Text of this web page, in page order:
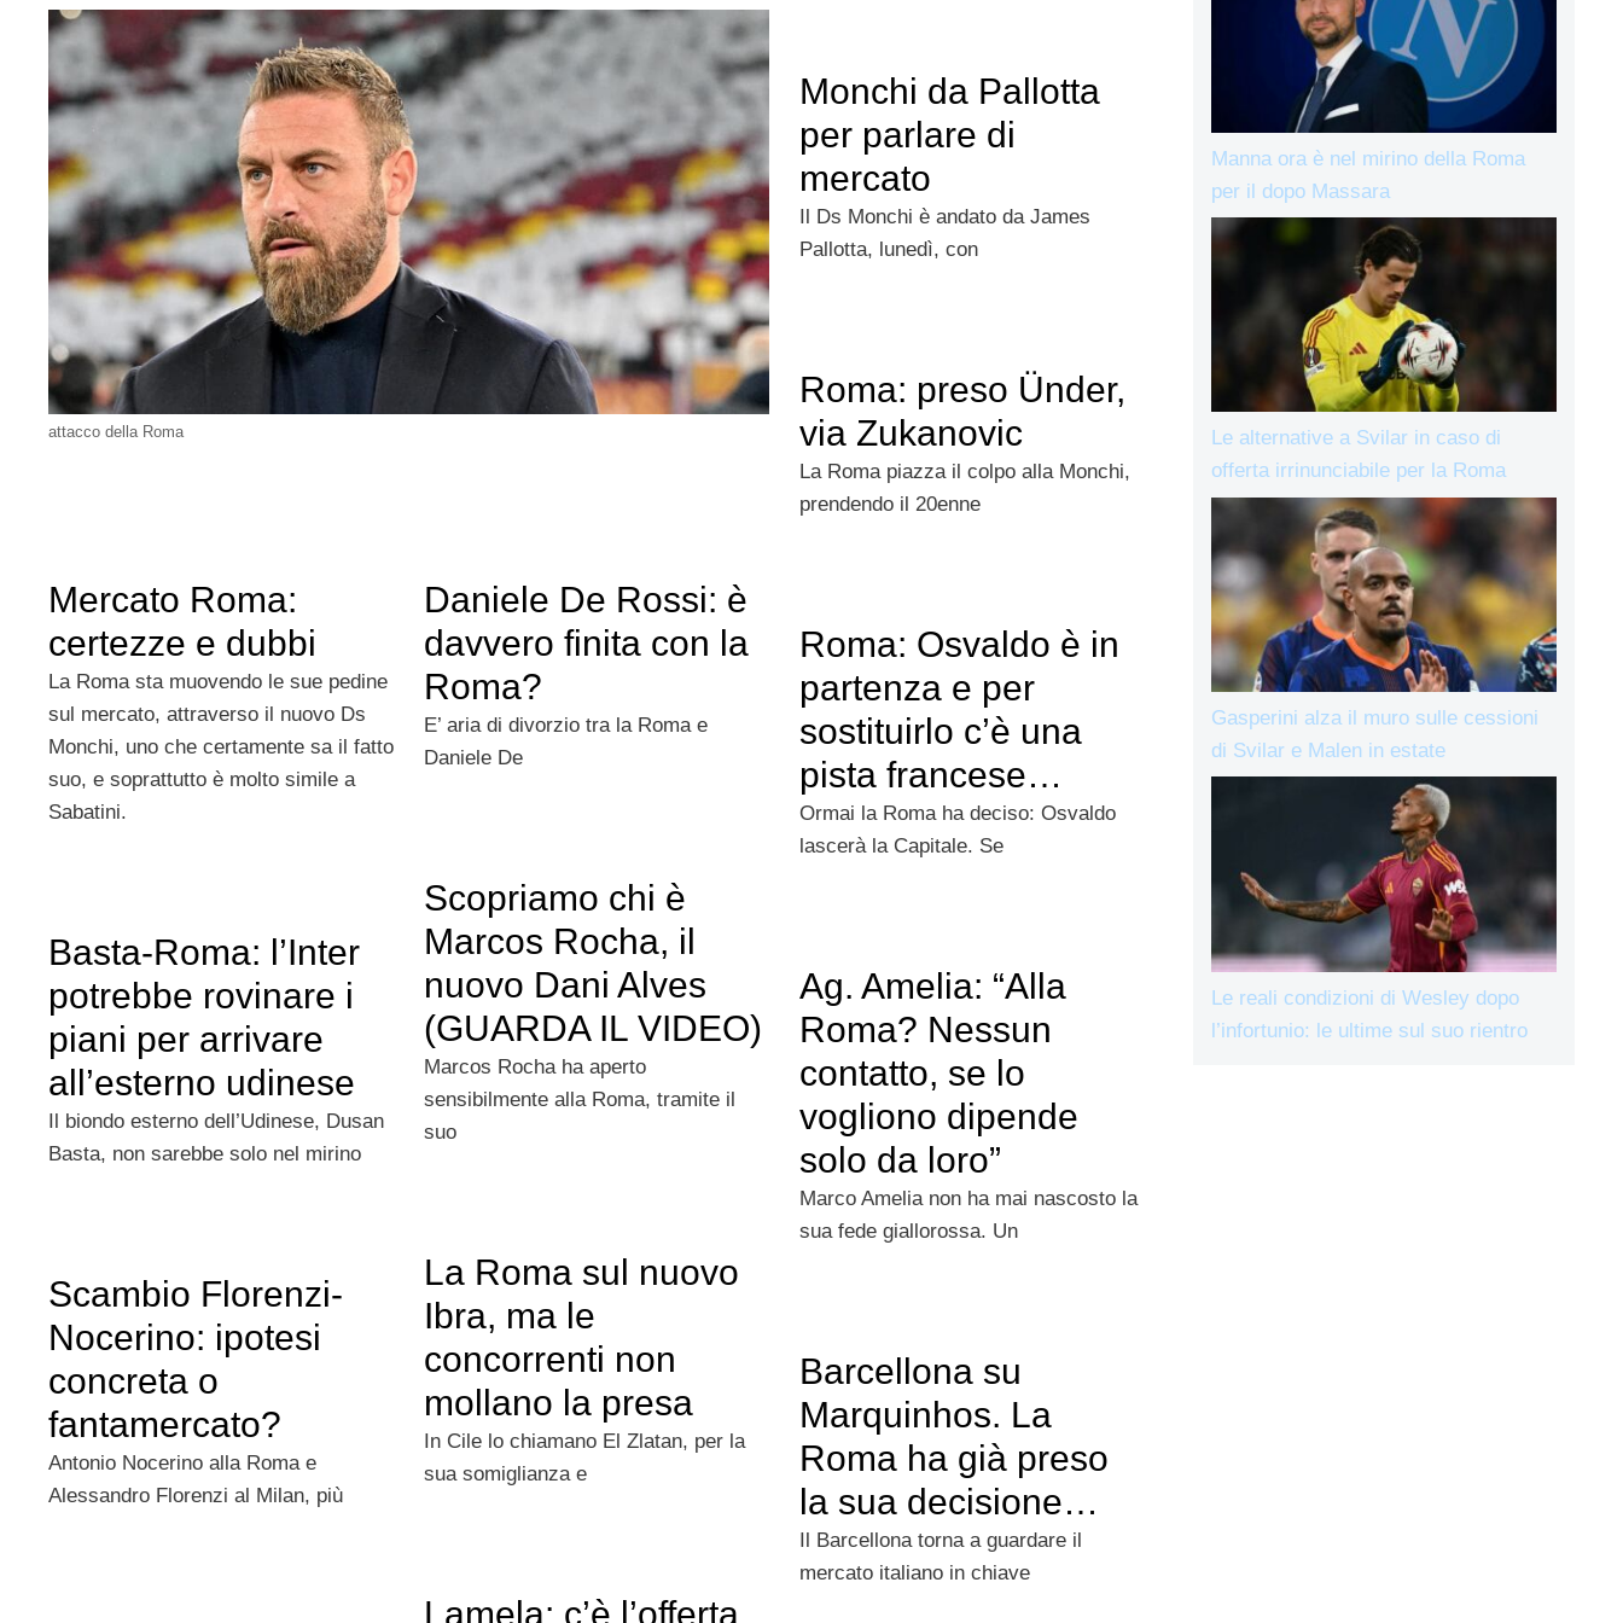
attacco della Roma
Monchi da Pallotta
per parlare di
mercato
Il Ds Monchi è andato da James
Pallotta, lunedì, con
Roma: preso Ünder,
via Zukanovic
La Roma piazza il colpo alla Monchi,
prendendo il 20enne
Mercato Roma:
certezze e dubbi
La Roma sta muovendo le sue pedine
sul mercato, attraverso il nuovo Ds
Monchi, uno che certamente sa il fatto
suo, e soprattutto è molto simile a
Sabatini.
Daniele De Rossi: è
davvero finita con la
Roma?
E’ aria di divorzio tra la Roma e
Daniele De
Roma: Osvaldo è in
partenza e per
sostituirlo c’è una
pista francese…
Ormai la Roma ha deciso: Osvaldo
lascerà la Capitale. Se
Scopriamo chi è
Marcos Rocha, il
nuovo Dani Alves
(GUARDA IL VIDEO)
Marcos Rocha ha aperto
sensibilmente alla Roma, tramite il
suo
Basta-Roma: l’Inter
potrebbe rovinare i
piani per arrivare
all’esterno udinese
Il biondo esterno dell’Udinese, Dusan
Basta, non sarebbe solo nel mirino
Ag. Amelia: “Alla
Roma? Nessun
contatto, se lo
vogliono dipende
solo da loro”
Marco Amelia non ha mai nascosto la
sua fede giallorossa. Un
La Roma sul nuovo
Ibra, ma le
concorrenti non
mollano la presa
In Cile lo chiamano El Zlatan, per la
sua somiglianza e
Scambio Florenzi-
Nocerino: ipotesi
concreta o
fantamercato?
Antonio Nocerino alla Roma e
Alessandro Florenzi al Milan, più
Barcellona su
Marquinhos. La
Roma ha già preso
la sua decisione…
Il Barcellona torna a guardare il
mercato italiano in chiave
Lamela: c’è l’offerta
Manna ora è nel mirino della Roma
per il dopo Massara
Le alternative a Svilar in caso di
offerta irrinunciabile per la Roma
Gasperini alza il muro sulle cessioni
di Svilar e Malen in estate
Le reali condizioni di Wesley dopo
l’infortunio: le ultime sul suo rientro